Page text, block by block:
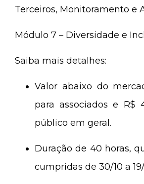
Terceiros, Monitoramento e
Módulo 7 – Diversidade e
Saiba mais detalhes:
Valor abaixo do
para associados e R$
público em geral.
Duração de 40 horas,
cumpridas de 30/10 a 19/